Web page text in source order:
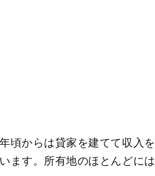
頃からは貸家を建てて収入を
ます。所有地のほとんどには